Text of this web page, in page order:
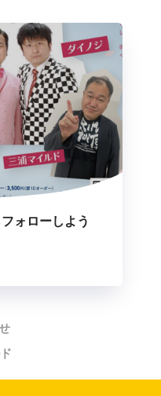
ォローしよう